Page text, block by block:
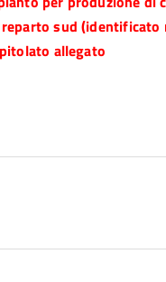
sud (identificato
allegato